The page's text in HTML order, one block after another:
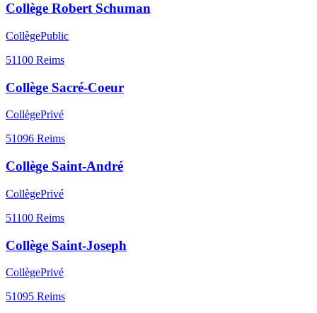
Collège Robert Schuman
CollègePublic
51100 Reims
Collège Sacré-Coeur
CollègePrivé
51096 Reims
Collège Saint-André
CollègePrivé
51100 Reims
Collège Saint-Joseph
CollègePrivé
51095 Reims